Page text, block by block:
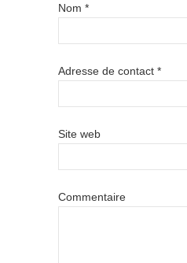
Nom *
Adresse de contact *
Site web
Commentaire